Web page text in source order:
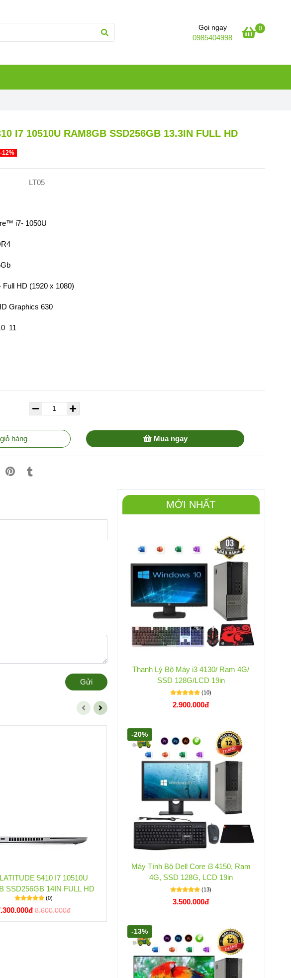
Gọi ngay
0985404998
0
I7 10510U RAM8GB SSD256GB 13.3IN FULL HD
-12%
LT05
i7- 1050U
Full HD (1920 x 1080)
Graphics 630
11
hàng Mua ngay
Gửi
5410 I7 10510U
SSD256GB 14IN FULL HD
(0)
8.600.000đ
DELL LATITUDE 5410 I5 10310U
RAM8GB SSD256GB 14IN FULL HD
(1)
-15%
MỚI NHẤT
Thanh Lý Bộ Máy i3 4130/ Ram 4G/
SSD 128G/LCD 19in
(10)
2.900.000đ
Máy Tính Bộ Dell Core i3 4150, Ram
4G, SSD 128G, LCD 19in
(13)
3.500.000đ
-20%
-13%